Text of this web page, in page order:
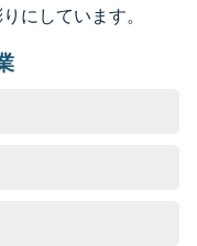
にしています。